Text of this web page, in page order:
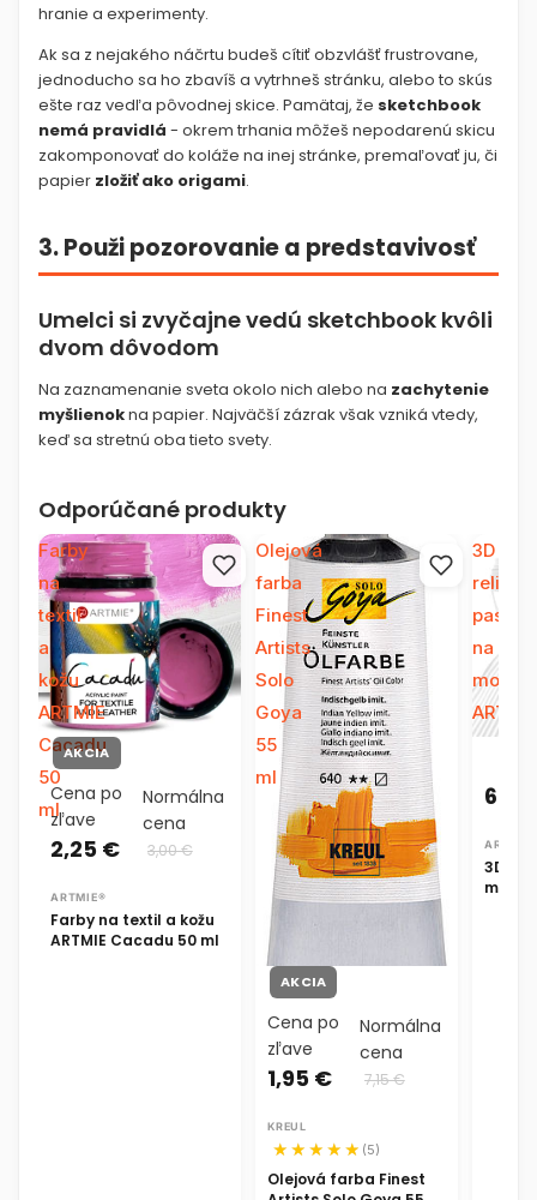
hranie a experimenty.
Ak sa z nejakého náčrtu budeš cítiť obzvlášť frustrovane,
jednoducho sa ho zbavíš a vytrhneš stránku, alebo to skús
ešte raz vedľa pôvodnej skice. Pamätaj, že sketchbook
nemá pravidlá - okrem trhania môžeš nepodarenú skicu
zakomponovať do koláže na inej stránke, premaľovať ju, či
papier zložiť ako origami.
3. Použi pozorovanie a predstavivosť
Umelci si zvyčajne vedú sketchbook kvôli
dvom dôvodom
Na zaznamenanie sveta okolo nich alebo na zachytenie
myšlienokna papier. Najväčší zázrak však vzniká vtedy,
keď sa stretnú oba tieto svety.
Odporúčané produkty
Farby
na
textil
a
kožu
ARTMIE
Cacadu
50
ml
AKCIA
Farby na textil a kožu
ARTMIE Cacadu 50 ml
Cena po
zľave
2,25 €
Normálna
cena
3,00 €
ARTMIE®
Olejová
farba
Finest
Artists
Solo
Goya
55
ml
AKCIA
Olejová farba Finest
Cena po
zľave
1,95 €
Normálna
cena
7,15 €
KREUL
(5)
3D
pasta
na
3D